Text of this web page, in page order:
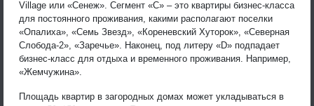
Village или «Сенеж». Сегмент «С» – это квартиры бизнес-класса
для постоянного проживания, какими располагают поселки
«Опалиха», «Семь Звезд», «Кореневский Хуторок», «Северная
Слобода-2», «Заречье». Наконец, под литеру «D» подпадает
бизнес-класс для отдыха и временного проживания. Например,
«Жемчужина».
Площадь квартир в загородных домах может укладываться в